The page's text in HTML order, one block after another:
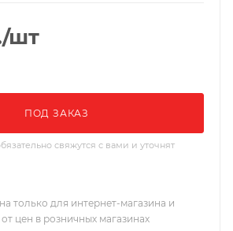
/шт
ПОД ЗАКАЗ
свяжутся с вами и уточнят
только для интернет-магазина и
цен в розничных магазинах